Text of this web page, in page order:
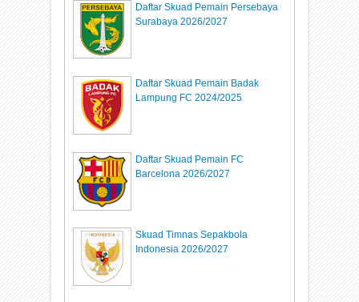
Daftar Skuad Pemain Persebaya
Surabaya 2026/2027
Daftar Skuad Pemain Badak
Lampung FC 2024/2025
Daftar Skuad Pemain FC
Barcelona 2026/2027
Skuad Timnas Sepakbola
Indonesia 2026/2027